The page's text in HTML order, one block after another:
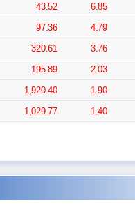
43.52 6.85
97.36 4.79
320.61 3.76
195.89 2.03
1,920.40 1.90
1,029.77 1.40